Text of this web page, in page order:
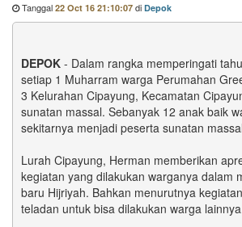
Tanggal 22 Oct 16 21:10:07 di Depok
DEPOK - Dalam rangka memperingati
setiap 1 Muharram warga Perumahan
3 Kelurahan Cipayung, Kecamatan
sunatan massal. Sebanyak 12 anak baik
sekitarnya menjadi peserta sunatan
Lurah Cipayung, Herman memberikan
kegiatan yang dilakukan warganya dalam
baru Hijriyah. Bahkan menurutnya
teladan untuk bisa dilakukan warga